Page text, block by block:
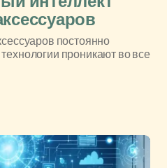
постоянно
проникают во все